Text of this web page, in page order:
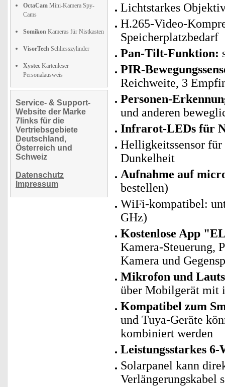
OctaCam Mini-Kamera Spy-
Cams
Somikon Kameras für Nistkasten
VisorTech Schliesszylinder
Xystec Kartenleser
Personalausweis
Service- & Support-
Website der Marke
7links für die
Vertriebsgebiete
Deutschland,
Österreich und
Schweiz
Datenschutz
Impressum
Lichtstarkes
H.265-Video-
Speicherplatzbedarf
Pan-Tilt-Funktion:
PIR-
Reichweite, 3
Personen-
und anderen
Infrarot-LEDs für
Helligkeitssensor
Dunkelheit
Aufnahme auf
bestellen)
WiFi-kompatibel:
GHz)
Kostenlose App
Kamera-Steuerung,
Kamera und
Mikrofon und
über Mobilgerät mit
Kompatibel zum
und Tuya-Geräte
kombiniert werden
Leistungsstarkes
Solarpanel kann
Verlängerungskabel